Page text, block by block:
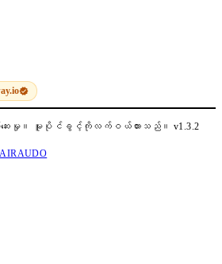
စ်ဆေးမှု။ မူပိုင်ခွင့်ကိုလက်ဝယ်ထားသည်။ v1.3.2